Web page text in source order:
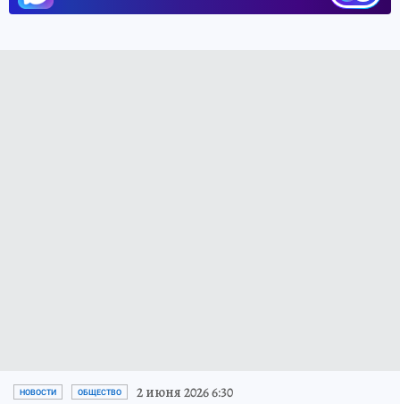
НОВОСТИ ОБЩЕСТВО 2 июня 2026 6:30